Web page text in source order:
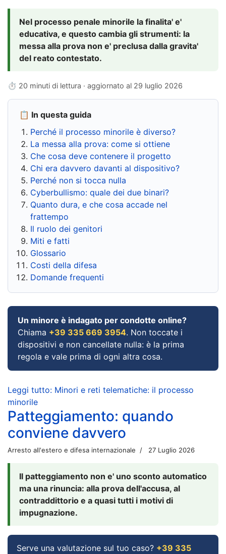
Nel processo penale minorile la finalita' e'
educativa, e questo cambia gli strumenti: la
messa alla prova non e' preclusa dalla gravita'
del reato contestato.
⏱ 20 minuti di lettura · aggiornato al 29 luglio 2026
📋 In questa guida
Perché il processo minorile è diverso?
La messa alla prova: come si ottiene
Che cosa deve contenere il progetto
Chi era davvero davanti al dispositivo?
Perché non si tocca nulla
Cyberbullismo: quale dei due binari?
Quanto dura, e che cosa accade nel
frattempo
Il ruolo dei genitori
Miti e fatti
Glossario
Costi della difesa
Domande frequenti
Un minore è indagato per condotte online?
Chiama +39 335 669 3954. Non toccate i
dispositivi e non cancellate nulla: è la prima
regola e vale prima di ogni altra cosa.
Leggi tutto: Minori e reti telematiche: il processo
minorile
Patteggiamento: quando
conviene davvero
Arresto all'estero e difesa internazionale 27 Luglio 2026
Il patteggiamento non e' uno sconto automatico
ma una rinuncia: alla prova dell'accusa, al
contraddittorio e a quasi tutti i motivi di
impugnazione.
Serve una valutazione sul tuo caso? +39 335